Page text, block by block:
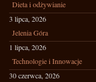
Dieta i odżywianie
3 lipca, 2026
Jelenia Góra
1 lipca, 2026
Technologie i Innowacje
30 czerwca, 2026